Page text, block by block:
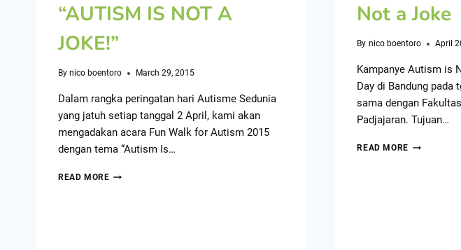
“AUTISM IS NOT A
JOKE!”
By nico boentoro March 29, 2015
Dalam rangka peringatan hari Autisme Sedunia
yang jatuh setiap tanggal 2 April, kami akan
mengadakan acara Fun Walk for Autism 2015
dengan tema “Autism Is…
READ MORE
Not a Joke
By nico boentoro April
Kampanye Autism is
Day di Bandung pada
sama dengan
Padjajaran. Tujuan…
READ MORE